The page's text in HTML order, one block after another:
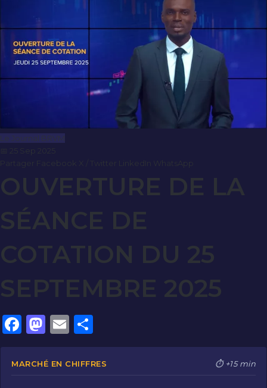
Le Journal BRVM
OUVERTURE DE LA
SÉANCE DE
COTATION DU 25
SEPTEMBRE 2025
F
a
c
M
a
st
E
m
ai
ar
ta
MARCHÉ EN CHIFFRES ⏱ +15 min